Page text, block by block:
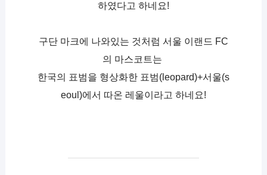
하였다고 하네요!
구단 마크에 나와있는 것처럼 서울 이랜드 FC
의 마스코트는
한국의 표범을 형상화한 표범(leopard)+서울(s
eoul)에서 따온 레울이라고 하네요!